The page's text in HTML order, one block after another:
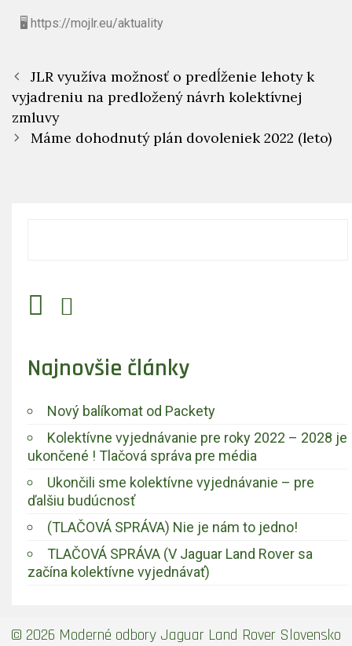
🖥 https://mojlr.eu/aktuality
JLR využíva možnosť o predĺženie lehoty k
vyjadreniu na predložený návrh kolektívnej
zmluvy
Máme dohodnutý plán dovoleniek 2022 (leto)
Najnovšie články
Nový balíkomat od Packety
Kolektívne vyjednávanie pre roky 2022 – 2028 je
ukončené ! Tlačová správa pre média
Ukončili sme kolektívne vyjednávanie – pre
ďalšiu budúcnosť
(TLAČOVÁ SPRÁVA) Nie je nám to jedno!
TLAČOVÁ SPRÁVA (V Jaguar Land Rover sa
začína kolektívne vyjednávať)
© 2026 Moderné odbory Jaguar Land Rover Slovensko